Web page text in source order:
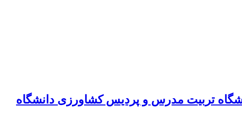
تربیت مدرس و پردیس کشاورزی دانشگاه